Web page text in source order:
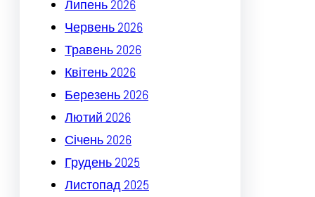
Липень 2026
Червень 2026
Травень 2026
Квітень 2026
Березень 2026
Лютий 2026
Січень 2026
Грудень 2025
Листопад 2025